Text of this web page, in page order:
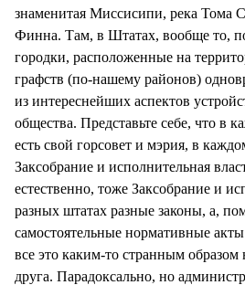
знаменитая Миссисипи, река Тома
Финна. Там, в Штатах, вообще то,
городки, расположенные на
графств (по-нашему районов)
из интереснейших аспектов
общества. Представьте себе, что в
есть свой горсовет и мэрия, в
Заксобрание и исполнительная
естественно, тоже Заксобрание и
разных штатах разные законы, а,
самостоятельные нормативные
все это каким-то странным образом
друга. Парадоксально, но